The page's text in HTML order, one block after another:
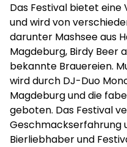
Das Festival bietet eine
und wird von
darunter Mashsee aus
Magdeburg, Birdy Beer
bekannte Brauereien.
wird durch DJ-Duo
Magdeburg und die
geboten. Das Festival
Geschmackserfahrung
Bierliebhaber und